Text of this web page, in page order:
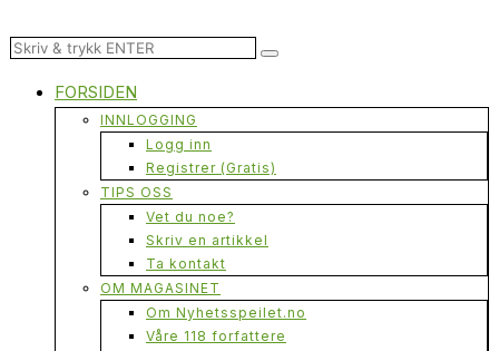
FORSIDEN
INNLOGGING
Logg inn
Registrer (Gratis)
TIPS OSS
Vet du noe?
Skriv en artikkel
Ta kontakt
OM MAGASINET
Om Nyhetsspeilet.no
Våre 118 forfattere